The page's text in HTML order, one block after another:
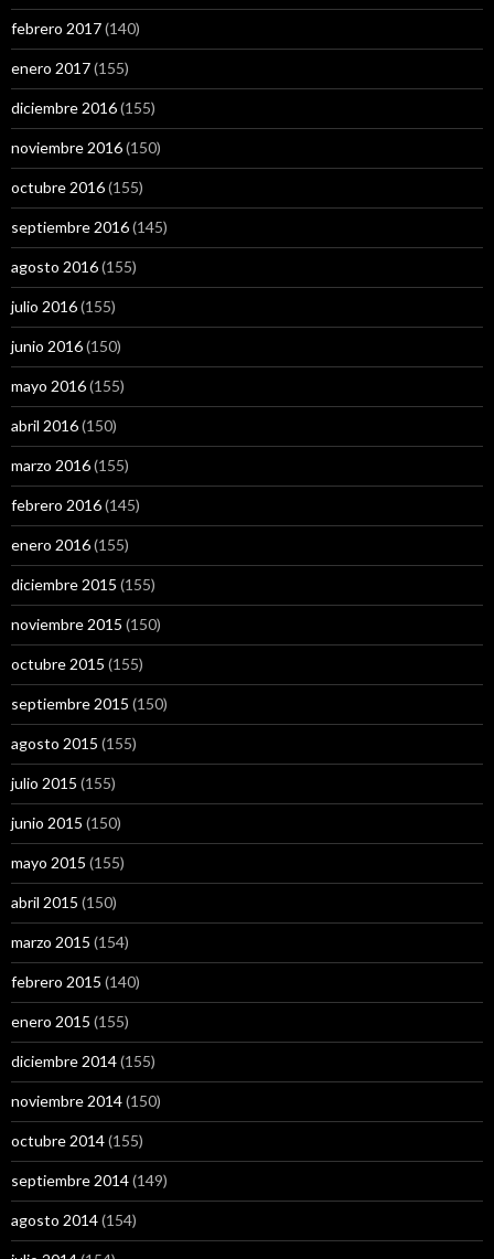
febrero 2017(140)
enero 2017(155)
diciembre 2016(155)
noviembre 2016(150)
octubre 2016(155)
septiembre 2016(145)
agosto 2016(155)
julio 2016(155)
junio 2016(150)
mayo 2016(155)
abril 2016(150)
marzo 2016(155)
febrero 2016(145)
enero 2016(155)
diciembre 2015 (155)
noviembre 2015 (150)
octubre 2015 (155)
septiembre 2015 (150)
agosto 2015 (155)
julio 2015 (155)
junio 2015 (150)
mayo 2015 (155)
abril 2015 (150)
marzo 2015 (154)
febrero 2015 (140)
enero 2015 (155)
diciembre 2014(155)
noviembre 2014(150)
octubre 2014(155)
septiembre 2014(149)
agosto 2014(154)